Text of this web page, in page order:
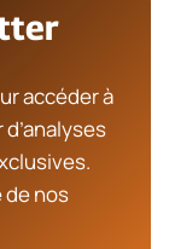
accéder à
de nos